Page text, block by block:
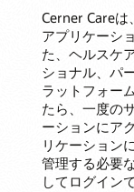
Cerner Careは
アプリケーシ
た、ヘルスケ
ショナル、パ
ラットフォー
たら、一度の
ーションにア
リケーション
管理する必要
してログイン